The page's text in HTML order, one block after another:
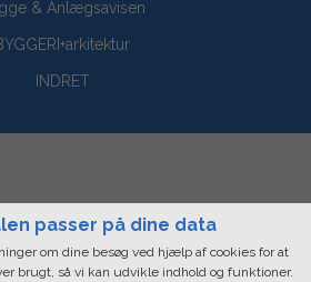
& Anlægsavisen
INDRET
passer på dine data
om dine besøg ved hjælp af cookies for at
brugt, så vi kan udvikle indhold og funktioner.